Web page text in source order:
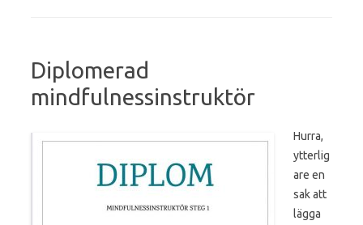
Diplomerad
mindfulnessinstruktör
Hurra,
ytterlig
are en
sak att
lägga